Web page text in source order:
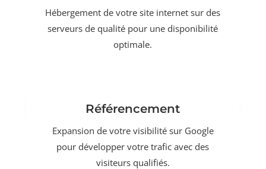
Hébergement de votre site internet sur des
serveurs de qualité pour une disponibilité
optimale.
Référencement
Expansion de votre visibilité sur Google
pour développer votre trafic avec des
visiteurs qualifiés.